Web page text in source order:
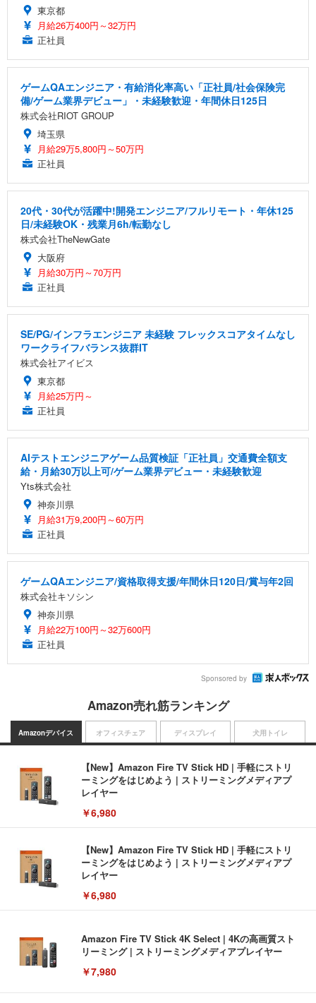
東京都
月給26万400円～32万円
正社員
ゲームQAエンジニア・有給消化率高い「正社員/社会保険完
備/ゲーム業界デビュー」・未経験歓迎・年間休日125日
株式会社RIOT GROUP
埼玉県
月給29万5,800円～50万円
正社員
20代・30代が活躍中!開発エンジニア/フルリモート・年休125
日/未経験OK・残業月6h/転勤なし
株式会社TheNewGate
大阪府
月給30万円～70万円
正社員
SE/PG/インフラエンジニア 未経験 フレックスコアタイムなし
ワークライフバランス抜群IT
株式会社アイビス
東京都
月給25万円～
正社員
AIテストエンジニアゲーム品質検証「正社員」交通費全額支
給・月給30万以上可/ゲーム業界デビュー・未経験歓迎
Yts株式会社
神奈川県
月給31万9,200円～60万円
正社員
ゲームQAエンジニア/資格取得支援/年間休日120日/賞与年2回
株式会社キソシン
神奈川県
月給22万100円～32万600円
正社員
Sponsored by
Amazon売れ筋ランキング
Amazonデバイス
【New】Amazon Fire TV Stick HD | 手軽にストリ
ーミングをはじめよう | ストリーミングメディアプ
レイヤー
￥6,980
【New】Amazon Fire TV Stick HD | 手軽にストリ
ーミングをはじめよう | ストリーミングメディアプ
レイヤー
￥6,980
Amazon Fire TV Stick 4K Select | 4Kの高画質スト
リーミング | ストリーミングメディアプレイヤー
￥7,980
オフィスチェア ディスプレイ 犬用トイレ